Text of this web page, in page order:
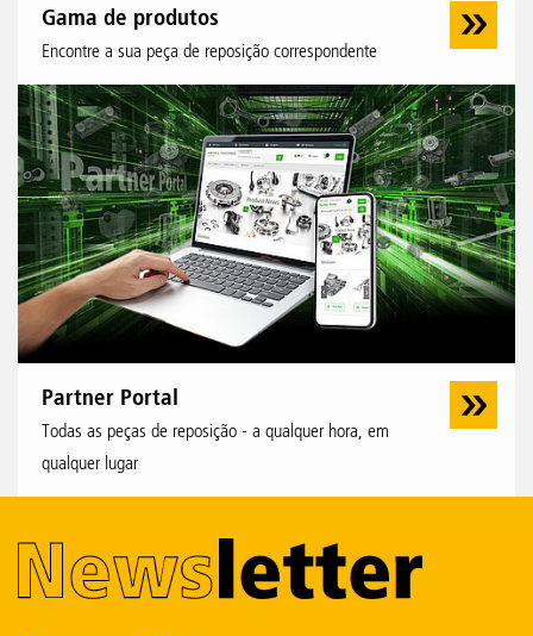
Gama de produtos
Encontre a sua peça de reposição correspondente
Partner Portal
Todas as peças de reposição - a qualquer hora, em
qualquer lugar